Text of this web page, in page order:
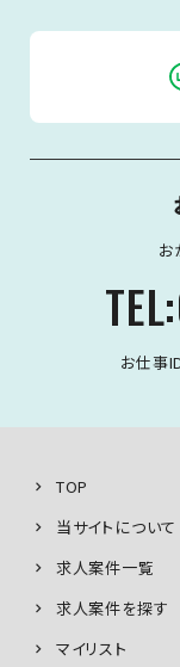
お
お仕事
TOP
当サイトについて
求人案件一覧
求人案件を探す
マイリスト